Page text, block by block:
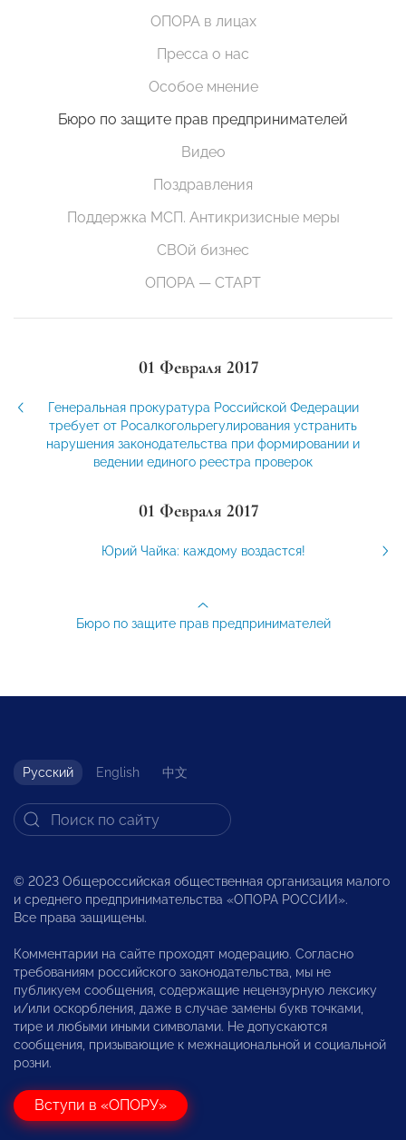
ОПОРА в лицах
Пресса о нас
Особое мнение
Бюро по защите прав предпринимателей
Видео
Поздравления
Поддержка МСП. Антикризисные меры
СВОй бизнес
ОПОРА — СТАРТ
01 Февраля 2017
Генеральная прокуратура Российской Федерации
требует от Росалкогольрегулирования устранить
нарушения законодательства при формировании и
ведении единого реестра проверок
01 Февраля 2017
Юрий Чайка: каждому воздастся!
Бюро по защите прав предпринимателей
Русский English 中文
© 2023 Общероссийская общественная организация малого
и среднего предпринимательства «ОПОРА РОССИИ».
Все права защищены.
Комментарии на сайте проходят модерацию. Согласно
требованиям российского законодательства, мы не
публикуем сообщения, содержащие нецензурную лексику
и/или оскорбления, даже в случае замены букв точками,
тире и любыми иными символами. Не допускаются
сообщения, призывающие к межнациональной и социальной
розни.
Вступи в «ОПОРУ»